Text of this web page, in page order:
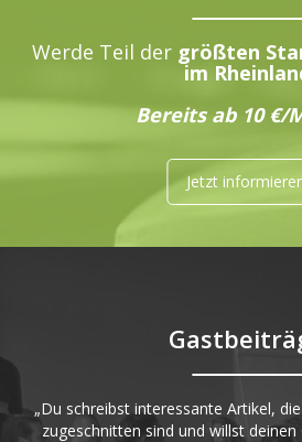
Werde Teil der größten
im
Bereits ab 10 €/
Jetzt
„Du schreibst interessante Artikel,
zugeschnitten sind und willst